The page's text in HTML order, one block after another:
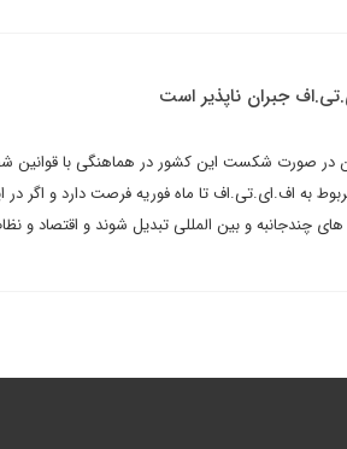
جبران ناپذیر است
در صورت شکست این کشور در هماهنگی با قوانین
به اف.ای.تی.اف تا ماه فوریه فرصت دارد و اگر
چندجانبه و بین المللی تبدیل شوند و اقتصاد و